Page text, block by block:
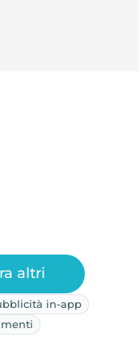
in-app
altri